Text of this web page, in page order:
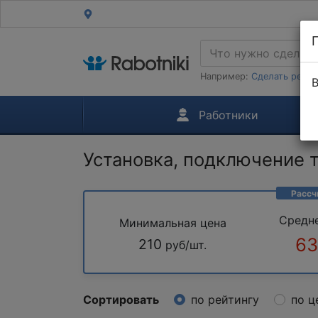
Например: Сделать
Работники
Установка, подключение
Минимальная цена
210 руб/шт.
Сортировать по рейтингу по